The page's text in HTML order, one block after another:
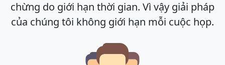
chừng do giới hạn thời gian. Vì vậy giải pháp
của chúng tôi không giới hạn mỗi cuộc họp.